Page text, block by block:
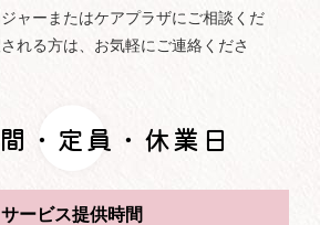
ャーまたはケアプラザにご相談くだ
れる方は、お気軽にご連絡くださ
・定員・休業日
サービス提供時間